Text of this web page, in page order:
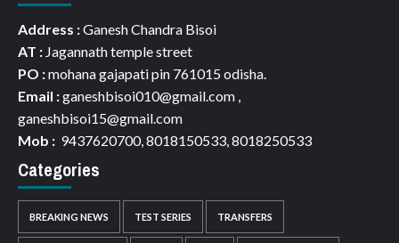
Address :Ganesh Chandra Bisoi
AT : Jagannath temple street
PO :mohana gajapati pin 761015 odisha.
Email :ganeshbisoi010@gmail.com ,
ganeshbisoi15@gmail.com
Mob : 9437620700, 8018150533, 8018250533
Categories
BREAKING NEWS TEST SERIES TRANSFERS